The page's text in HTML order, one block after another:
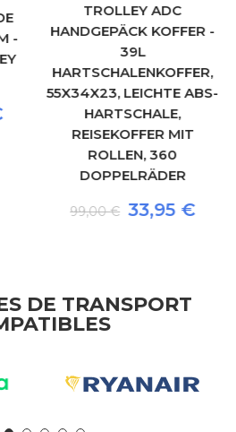
-
TROLLEY ADC
HANDGEPÄCK KOFFER -
39L
HARTSCHALENKOFFER,
55X34X23, LEICHTE ABS-
HARTSCHALE,
REISEKOFFER MIT
ROLLEN, 360
DOPPELRÄDER
99,00 € 33,95 €
DE TRANSPORT